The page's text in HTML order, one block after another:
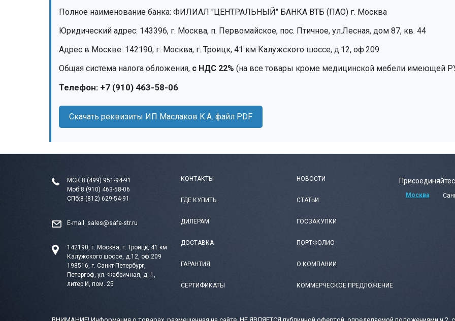
Полное наименование банка: ФИЛИАЛ "ЦЕНТРАЛЬНЫЙ" БАНКА ВТБ (ПАО) г. Москва
Юридический адрес: 143396, г. Москва, п. Первомайское, пос. Птичное, ул.Лесная, дом 87, кв. 44
Адрес в Москве: 142190, г. Москва, г. Троицк, 41 км Калужского шоссе, д.12, оф.209
Общая система налога обложения, с НДС 22% (на все товары кроме медицинской мебели имеющей
Телефон: +7 (910) 463-58-06
Скачать реквизиты ИП Маслаков К.А. файл PDF
МСК:8 (499) 951-94-91
Моб:8 (910) 463-58-06
СПб:8 (812) 629-54-91
E-mail: sales@safe-str.ru
142190, г. Москва, г. Троицк, 41 км
Калужского шоссе, д.12, оф.209
198516, г. Санкт-Петербург,
Петергоф, ул. Фабричная, д. 1,
литер И, пом. 25
КОНТАКТЫ
ГДЕ КУПИТЬ
ДИЛЕРАМ
ДОСТАВКА
ГАРАНТИЯ
СЕРТИФИКАТЫ
НОВОСТИ
СТАТЬИ
ГОСЗАКУПКИ
ПОРТФОЛИО
О КОМПАНИИ
КОММЕРЧЕСКОЕ ПРЕДЛОЖЕНИЕ
Москва
ВНИМАНИЕ! Информация о товарах, размещенная на сайте, НЕ ЯВЛЯЕТСЯ публичной офертой, определяемой положениями ч.2,